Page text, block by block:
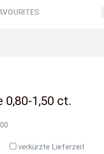
0,80-1,50 ct.
verkürzte Lieferzeit